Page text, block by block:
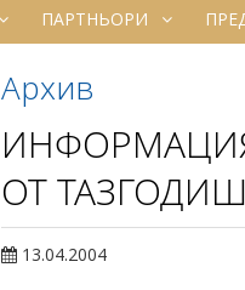
ПАРТНЬОРИ
Архив
ОТ
13.04.2004